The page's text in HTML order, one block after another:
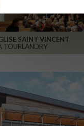
SAINT VINCENT
TOURLANDRY